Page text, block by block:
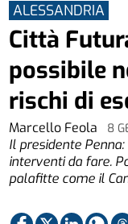
Marcello Feola 8
ALESSANDRIA
Città
possibile
rischi di
Il presidente
interventi da fare.
palafitte come il